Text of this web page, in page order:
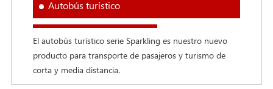
Autobús turístico
El autobús turístico serie Sparkling es nuestro nuevo
producto para transporte de pasajeros y turismo de
corta y media distancia.